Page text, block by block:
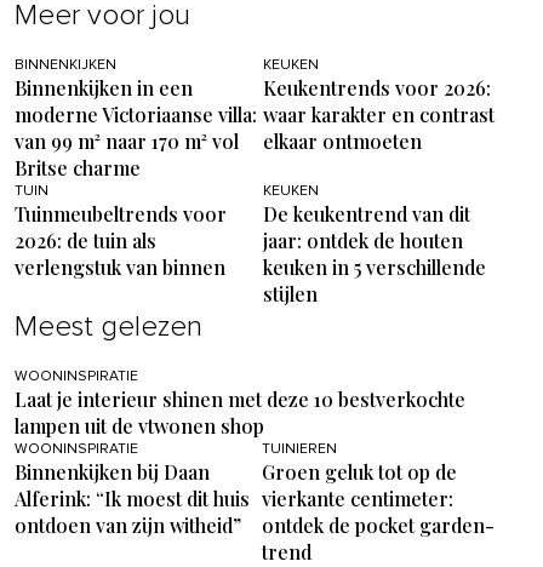
Meer voor jou
BINNENKIJKEN
Binnenkijken in een
moderne Victoriaanse villa:
van 99 m² naar 170 m² vol
Britse charme
KEUKEN
Keukentrends voor 2026:
waar karakter en contrast
elkaar ontmoeten
TUIN
Tuinmeubeltrends voor
2026: de tuin als
verlengstuk van binnen
KEUKEN
De keukentrend van dit
jaar: ontdek de houten
keuken in 5 verschillende
stijlen
Meest gelezen
WOONINSPIRATIE
Laat je interieur shinen met deze 10 bestverkochte
lampen uit de vtwonen shop
WOONINSPIRATIE
Binnenkijken bij Daan
Alferink: “Ik moest dit huis
ontdoen van zijn witheid”
TUINIEREN
Groen geluk tot op de
vierkante centimeter:
ontdek de pocket garden-
trend